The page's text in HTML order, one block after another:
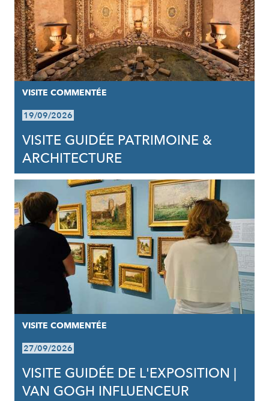
VISITE COMMENTÉE
19/09/2026
VISITE GUIDÉE PATRIMOINE &
ARCHITECTURE
VISITE COMMENTÉE
27/09/2026
VISITE GUIDÉE DE L'EXPOSITION |
VAN GOGH INFLUENCEUR